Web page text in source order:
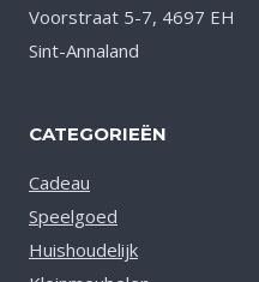
Voorstraat 5-7, 4697 EH
Sint-Annaland
CATEGORIEËN
Cadeau
Speelgoed
Huishoudelijk